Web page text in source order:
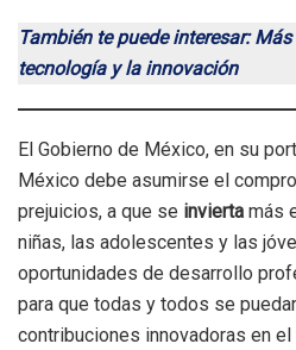
También te puede interesar:
tecnología y la innovación
El Gobierno de México, en su
México debe asumirse el
prejuicios, a que se invierta más
niñas, las adolescentes y las
oportunidades de desarrollo
para que todas y todos se
contribuciones innovadoras en el